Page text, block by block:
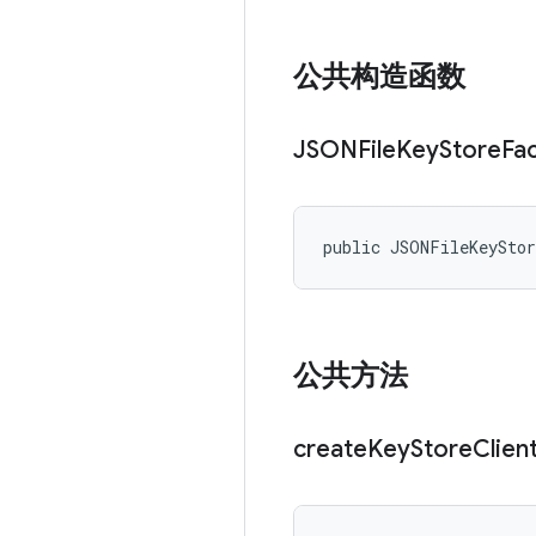
公共构造函数
JSONFileKeyStore
public
公共方法
createKeyStore